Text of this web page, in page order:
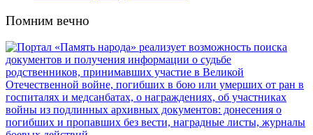
Помним вечно